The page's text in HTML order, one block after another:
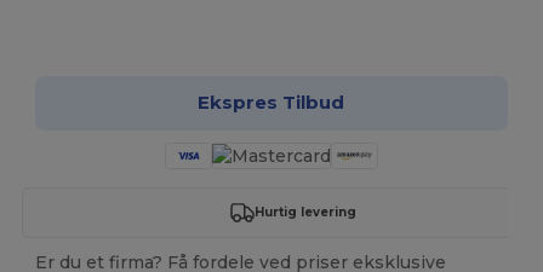
Ekspres Tilbud
Hurtig levering
Er du et firma? Få fordele ved priser eksklusive